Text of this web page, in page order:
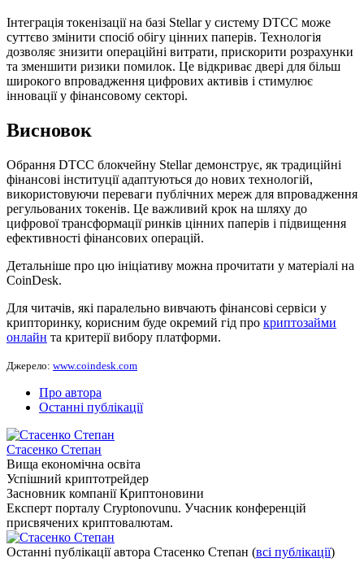
Інтеграція токенізації на базі Stellar у систему DTCC може
суттєво змінити спосіб обігу цінних паперів. Технологія
дозволяє знизити операційні витрати, прискорити розрахунки
та зменшити ризики помилок. Це відкриває двері для більш
широкого впровадження цифрових активів і стимулює
інновації у фінансовому секторі.
Висновок
Обрання DTCC блокчейну Stellar демонструє, як традиційні
фінансові інституції адаптуються до нових технологій,
використовуючи переваги публічних мереж для впровадження
регульованих токенів. Це важливий крок на шляху до
цифрової трансформації ринків цінних паперів і підвищення
ефективності фінансових операцій.
Детальніше про цю ініціативу можна прочитати у матеріалі на
CoinDesk.
Для читачів, які паралельно вивчають фінансові сервіси у
крипторинку, корисним буде окремий гід про криптозайми
онлайн та критерії вибору платформи.
Джерело: www.coindesk.com
Про автора
Останні публікації
Стасенко Степан
Вища економічна освіта
Успішний криптотрейдер
Засновник компанії Криптоновини
Експерт порталу Cryptonovunu. Учасник конференцій
присвячених криптовалютам.
Останні публікації автора Стасенко Степан (всі публікації)